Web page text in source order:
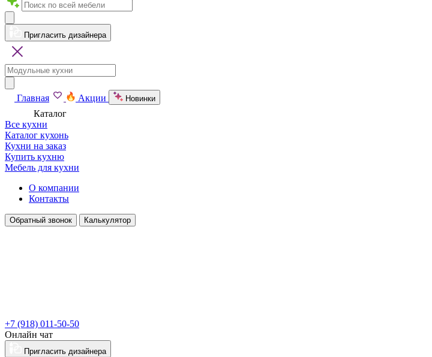
Пригласить дизайнера
Главная Акции Новинки
Каталог
Все кухни
Каталог кухонь
Кухни на заказ
Купить кухню
Мебель для кухни
О компании
Контакты
Обратный звонок Калькулятор
+7 (918) 011-50-50
Онлайн чат
Пригласить дизайнера